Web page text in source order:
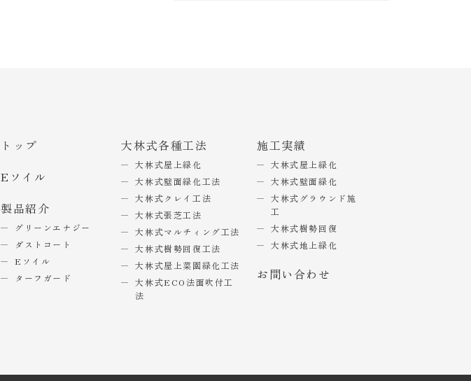
トップ
Eソイル
製品紹介
グリーンエナジー
ダストコート
Eソイル
ターフガード
大林式各種工法
大林式屋上緑化
大林式壁面緑化工法
大林式クレイ工法
大林式張芝工法
大林式マルチィング工法
大林式樹勢回復工法
大林式屋上菜園緑化工法
大林式ECO法面吹付工
法
施工実績
大林式屋上緑化
大林式壁面緑化
大林式グラウンド施
工
大林式樹勢回復
大林式地上緑化
お問い合わせ